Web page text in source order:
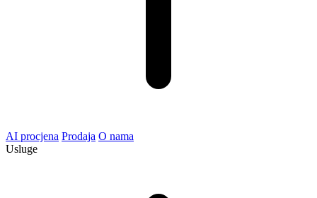
AI procjena Prodaja O nama
Usluge